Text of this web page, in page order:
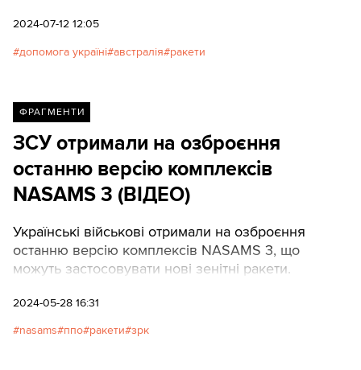
2024-07-12 12:05
допомога україні австралія ракети
ФРАГМЕНТИ
ЗСУ отримали на озброєння
останню версію комплексів
NASAMS 3 (ВІДЕО)
Українські військові отримали на озброєння
останню версію комплексів NASAMS 3, що
можуть застосовувати нові зенітні ракети.
2024-05-28 16:31
nasams ппо ракети зрк